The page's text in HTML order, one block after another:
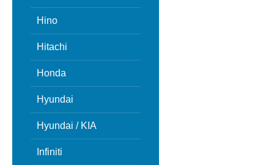
Hino
Hitachi
Honda
Hyundai
Hyundai / KIA
Infiniti